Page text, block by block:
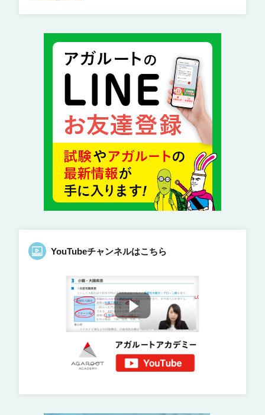
YouTubeチャンネルはこちら